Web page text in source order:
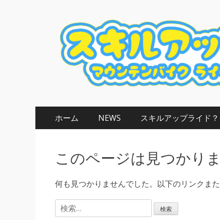
スキルアップライ
マウンテンバイク ライディングスクール
メ
イ
ン
メ
ニ
ュ
ホーム NEWS スキルアップライド？
このページは見つかりま
何も見つかりませんでした。以下のリンクま
検
索